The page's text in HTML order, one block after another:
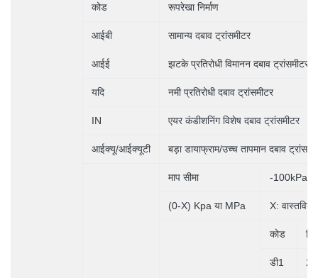
कोड रूपरेखा निर्माण
आईबी सामान्य दबाव ट्रांसमीटर
आईई झटके प्रतिरोधी विमानन दबाव ट्रांसमीटर
यदि नमी प्रतिरोधी दबाव ट्रांसमीटर
IN एयर कंडीशनिंग विशेष दबाव ट्रांसमीटर
आईक्यू/आईक्यूटी बड़ा डायाफ्राम/उच्च तापमान दबाव
माप सीमा -
(0-X) Kpa या MPa X: वास्तविक
कोड
डी1 24